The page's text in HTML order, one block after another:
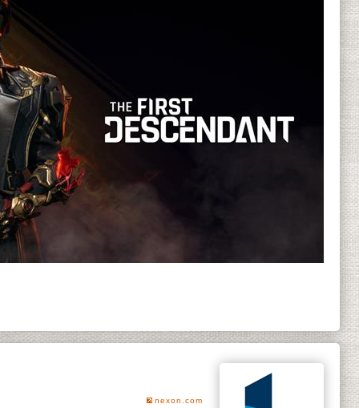
nexon.com